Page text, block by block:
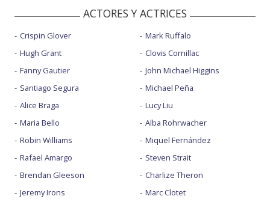
ACTORES Y ACTRICES
Crispin Glover
Hugh Grant
Fanny Gautier
Santiago Segura
Alice Braga
Maria Bello
Robin Williams
Rafael Amargo
Brendan Gleeson
Jeremy Irons
Mark Ruffalo
Clovis Cornillac
John Michael Higgins
Michael Peña
Lucy Liu
Alba Rohrwacher
Miquel Fernández
Steven Strait
Charlize Theron
Marc Clotet